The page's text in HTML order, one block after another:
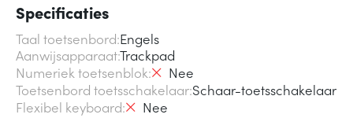
Specificaties
Taal toetsenbord Engels
AanwijsapparaatTrackpad
Numeriek toetsenblok
Nee
Toetsenbord toetsschakelaar Schaar-toetsschakelaar
Flexibel keyboard
Nee